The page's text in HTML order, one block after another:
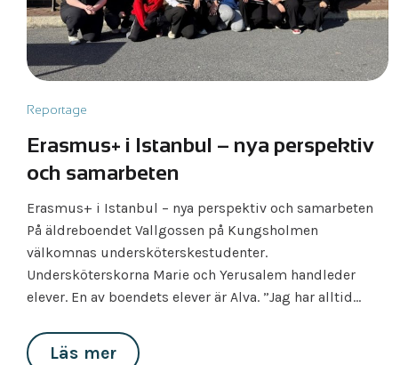
Reportage
Erasmus+ i Istanbul – nya perspektiv
och samarbeten
Erasmus+ i Istanbul – nya perspektiv och samarbeten
På äldreboendet Vallgossen på Kungsholmen
välkomnas undersköterskestudenter.
Undersköterskorna Marie och Yerusalem handleder
elever. En av boendets elever är Alva. ”Jag har alltid…
Läs mer